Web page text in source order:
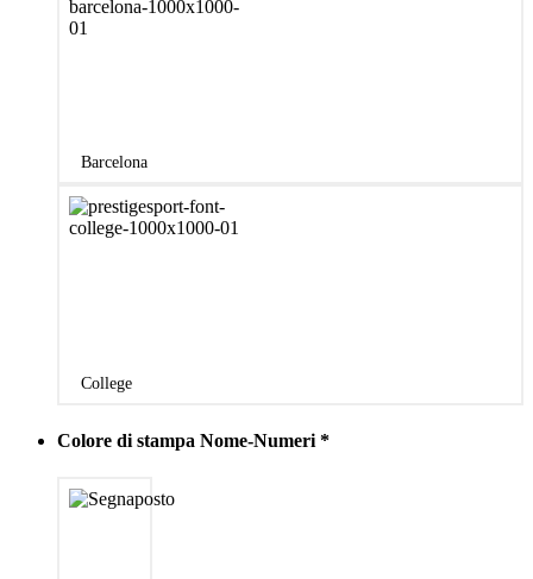
Barcelona
College
Colore di stampa Nome-Numeri *